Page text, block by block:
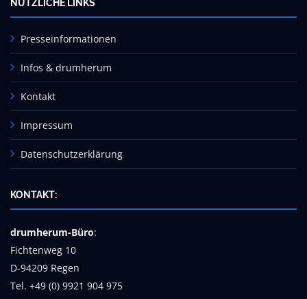
NÜTZLICHE LINKS
Presseinformationen
Infos & drumherum
Kontakt
Impressum
Datenschutzerklärung
KONTAKT:
drumherum-Büro:
Fichtenweg 10
D-94209 Regen
Tel. +49 (0) 9921 904 975